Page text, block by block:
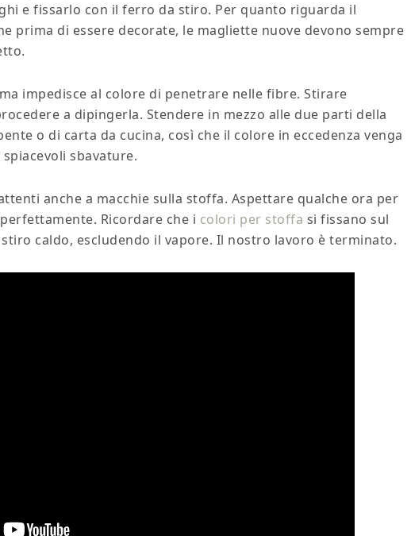
e fissarlo con il ferro da stiro. Per quanto riguarda il
prima di essere decorate, le magliette nuove devono sempre
impedisce al colore di penetrare nelle fibre. Stirare
a dipingerla. Stendere in mezzo alle due parti della
o di carta da cucina, così che il colore in eccedenza venga
sbavature.
anche a macchie sulla stoffa. Aspettare qualche ora per
Ricordare che i colori per stoffa si fissano sul
caldo, escludendo il vapore. Il nostro lavoro è terminato.